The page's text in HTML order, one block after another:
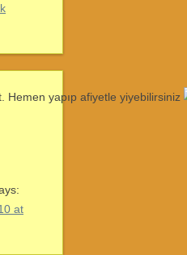
Hemen yapıp afiyetle yiyebilirsiniz
at